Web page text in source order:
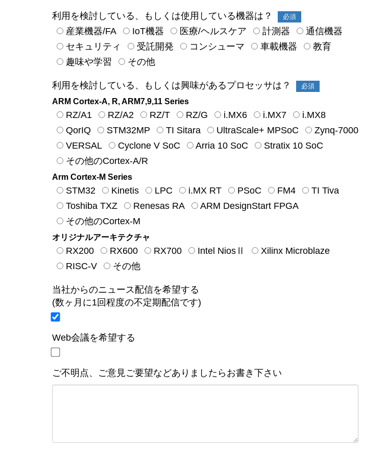
利用を検討している、もしくは使用している機器は？ 必須
産業機器/FA IoT機器 医療/ヘルスケア 計測器
通信機器
セキュリティ
受託開発 コンシューマ 車載機器
教育
趣味や学習
その他
利用を検討している、もしくは興味があるプロセッサは？ 必須
ARM Cortex-A, R, ARM7,9,11 Series
RZ/A1 RZ/A2 RZ/T RZ/G i.MX6 i.MX7
i.MX8
QorIQ
STM32MP TI Sitara UltraScale+ MPSoC
Zynq-7000
VERSAL
Cyclone V SoC Arria 10 SoC
Stratix 10 SoC
その他のCortex-A/R
Arm Cortex-M Series
STM32 Kinetis LPC i.MX RT PSoC FM4
TI Tiva
Toshiba TXZ
Renesas RA
ARM DesignStart FPGA
その他のCortex-M
オリジナルアーキテクチャ
RX200 RX600 RX700 Intel NiosⅡ
Xilinx Microblaze
RISC-V
その他
当社からのニュース配信を希望する
(数ヶ月に1回程度の不定期配信です)
Web会議を希望する
ご不明点、ご意見ご要望などありましたらお書き下さい